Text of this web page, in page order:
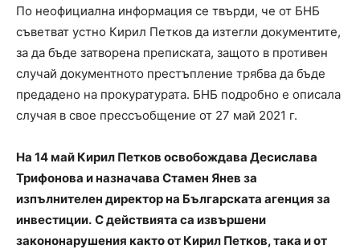
По неофициална информация се твърди, че от БНБ
съветват устно Кирил Петков да изтегли документите,
за да бъде затворена преписката, защото в противен
случай документното престъпление трябва да бъде
предадено на прокуратурата. БНБ подробно е описала
случая в свое прессъобщение от 27 май 2021 г.
На 14 май Кирил Петков освобождава Десислава
Трифонова и назначава Стамен Янев за
изпълнителен директор на Българската агенция за
инвестиции. С действията са извършени
закононарушения както от Кирил Петков, така и от